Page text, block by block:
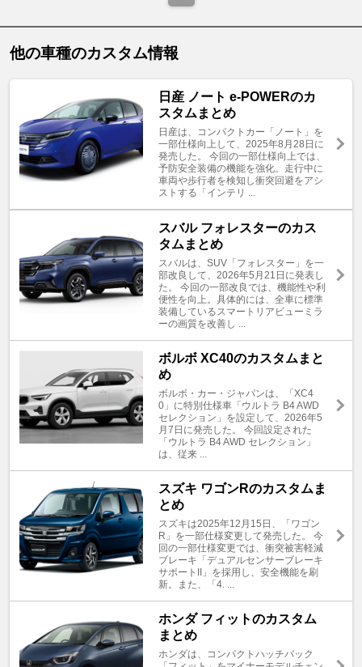
他の車種のカスタム情報
日産 ノート e-POWERのカ
スタムまとめ
日産は、コンパクトカー「ノート」を
一部仕様向上して、2025年8月28日に
発売した。 今回の一部仕様向上では、
予防安全装備の機能を強化。走行中に
車両や歩行者を検知し衝突回避をアシ
ストする「インテリ ...
スバル フォレスターのカス
タムまとめ
スバルは、SUV「フォレスター」を一
部改良して、2026年5月21日に発表し
た。 今回の一部改良では、機能性や利
便性を向上。具体的には、全車に標準
装備しているスマートリアビューミラ
ーの画質を改善し ...
ボルボ XC40のカスタムまと
め
ボルボ・カー・ジャパンは、「XC4
0」に特別仕様車「ウルトラ B4 AWD
セレクション」を設定して、2026年5
月7日に発売した。 今回設定された
「ウルトラ B4 AWD セレクション」
は、従来 ...
スズキ ワゴンRのカスタムま
とめ
スズキは2025年12月15日、「ワゴン
R」を一部仕様変更して発売した。 今
回の一部仕様変更では、衝突被害軽減
ブレーキ「デュアルセンサーブレーキ
サポートII」を採用し、安全機能を刷
新。また、「4. ...
ホンダ フィットのカスタム
まとめ
ホンダは、コンパクトハッチバック